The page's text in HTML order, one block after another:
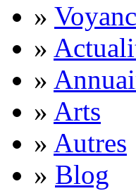
»
»
»
» Arts
» Autres
» Blog